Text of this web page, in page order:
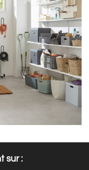
sur :